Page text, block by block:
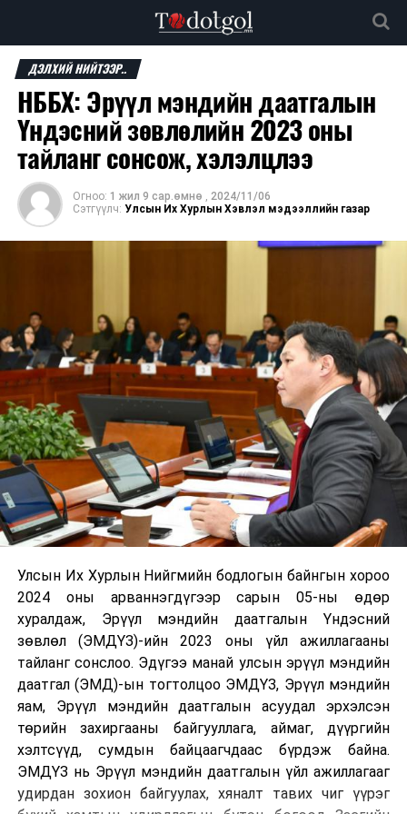
ДЭЛХИЙ НИЙТЭЭР..
НББХ: Эрүүл мэндийн даатгалын
Үндэсний зөвлөлийн 2023 оны
тайланг сонсож, хэлэлцлээ
Огноо: 1 жил 9 сар.өмнө , 2024/11/06
Сэтгүүлч: Улсын Их Хурлын Хэвлэл мэдээллийн газар
Улсын Их Хурлын Нийгмийн бодлогын байнгын хороо
2024 оны арваннэгдүгээр сарын 05-ны өдөр
хуралдаж, Эрүүл мэндийн даатгалын Үндэсний
зөвлөл (ЭМДҮЗ)-ийн 2023 оны үйл ажиллагааны
тайланг сонслоо. Эдүгээ манай улсын эрүүл мэндийн
даатгал (ЭМД)-ын тогтолцоо ЭМДҮЗ, Эрүүл мэндийн
яам, Эрүүл мэндийн даатгалын асуудал эрхэлсэн
төрийн захиргааны байгууллага, аймаг, дүүргийн
хэлтсүүд, сумдын байцаагчдаас бүрдэж байна.
ЭМДҮЗ нь Эрүүл мэндийн даатгалын үйл ажиллагааг
удирдан зохион байгуулах, хяналт тавих чиг үүрэг